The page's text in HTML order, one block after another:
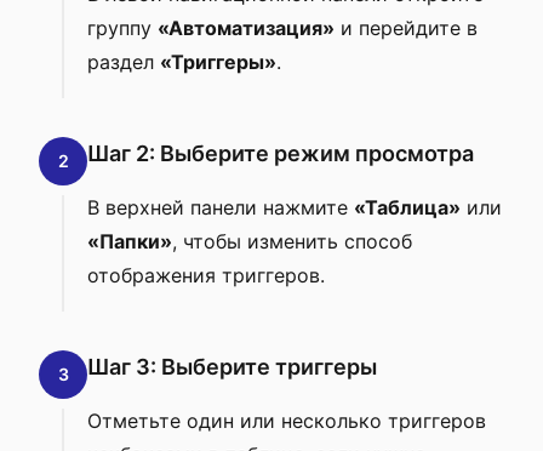
группу «Автоматизация» и перейдите в
раздел «Триггеры».
2 Шаг 2: Выберите режим просмотра
В верхней панели нажмите «Таблица» или
«Папки», чтобы изменить способ
отображения триггеров.
3 Шаг 3: Выберите триггеры
Отметьте один или несколько триггеров